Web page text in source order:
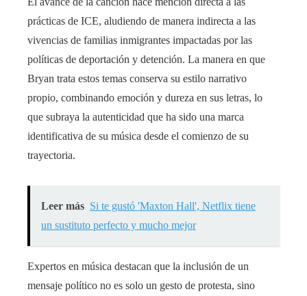
prácticas de ICE, aludiendo de manera indirecta a las
vivencias de familias inmigrantes impactadas por las
políticas de deportación y detención. La manera en que
Bryan trata estos temas conserva su estilo narrativo
propio, combinando emoción y dureza en sus letras, lo
que subraya la autenticidad que ha sido una marca
identificativa de su música desde el comienzo de su
trayectoria.
Leer más Si te gustó 'Maxton Hall', Netflix tiene
un sustituto perfecto y mucho mejor
Expertos en música destacan que la inclusión de un
mensaje político no es solo un gesto de protesta, sino